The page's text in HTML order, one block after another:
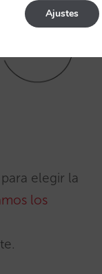
elegir la
los
Ajustes